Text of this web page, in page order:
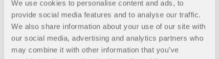
We use cookies to personalise content and ads, to
provide social media features and to analyse our traffic.
We also share information about your use of our site with
our social media, advertising and analytics partners who
may combine it with other information that you’ve
všechny potřebné rozměry
pro plechy a úhelníky včetně
uspořádání otvorů. Grafiku
spolu s popisem kót, šroubů
a svarů lze přenést do